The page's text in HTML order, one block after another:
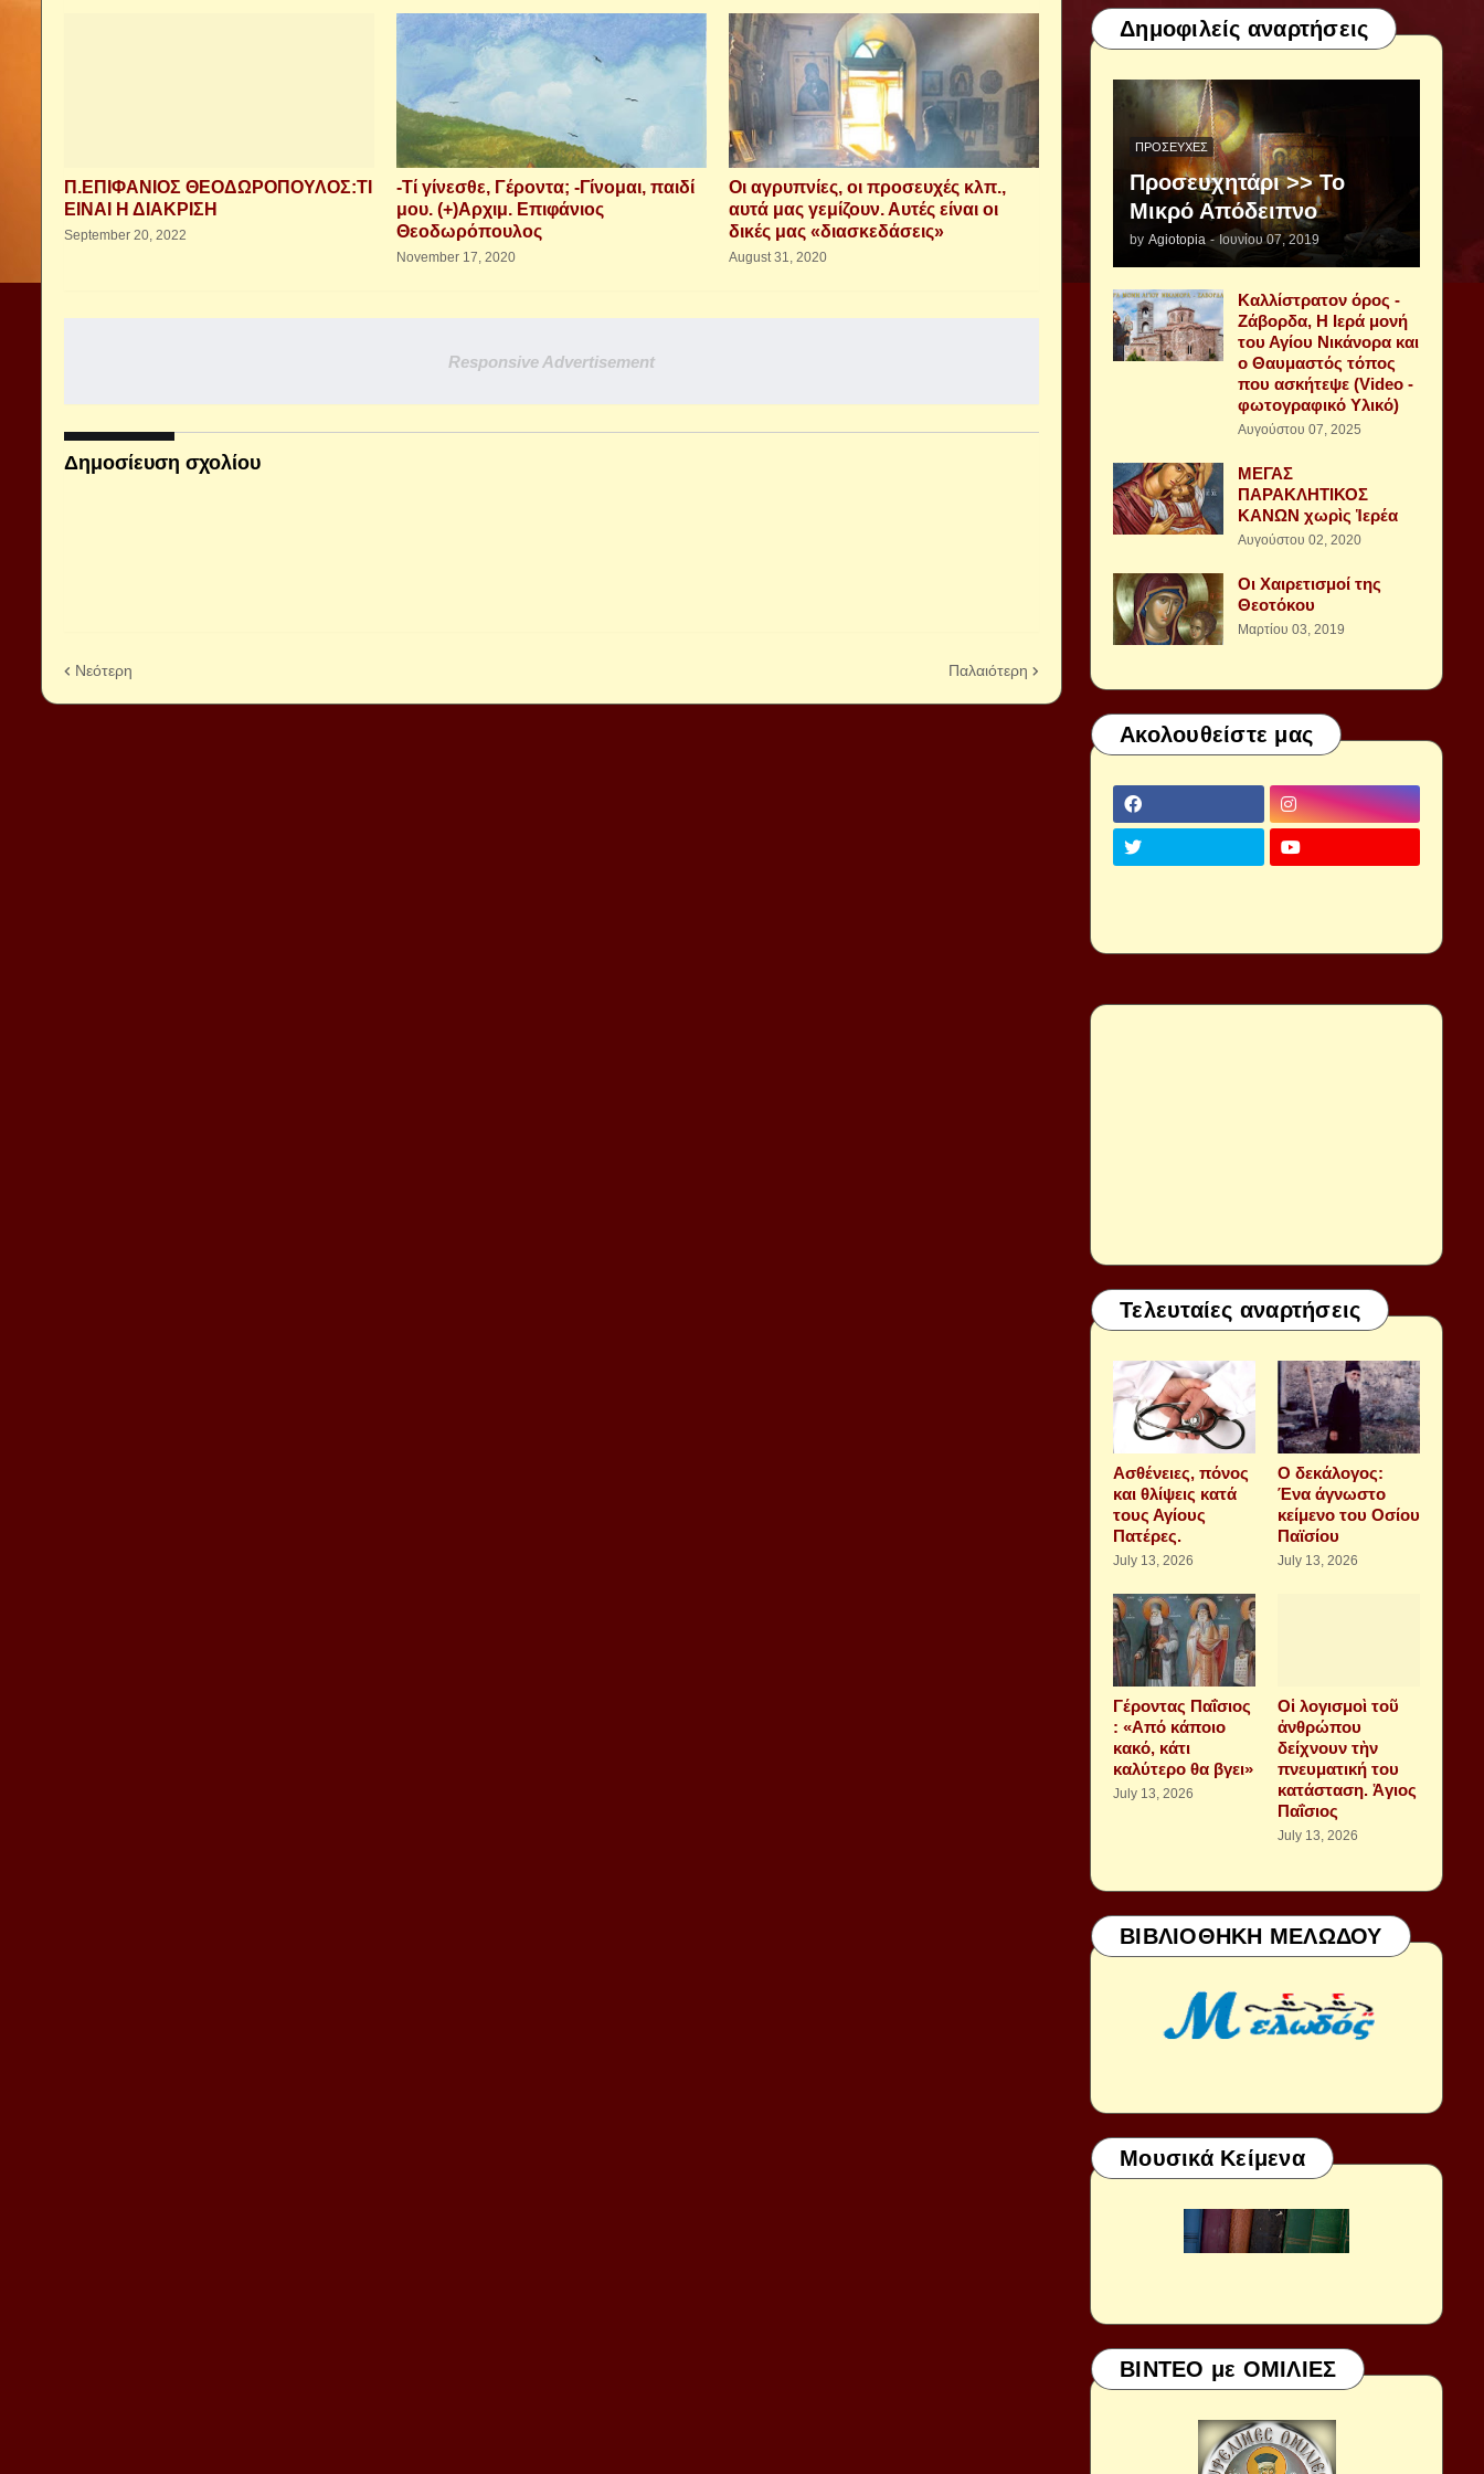
Π.ΕΠΙΦΑΝΙΟΣ ΘΕΟΔΩΡΟΠΟΥΛΟΣ:ΤΙ
ΕΙΝΑΙ Η ΔΙΑΚΡΙΣΗ
September 20, 2022
-Τί γίνεσθε, Γέροντα; -Γίνομαι, παιδί
μου. (+)Αρχιμ. Επιφάνιος
Θεοδωρόπουλος
November 17, 2020
Οι αγρυπνίες, οι προσευχές κλπ.,
αυτά μας γεμίζουν. Αυτές είναι οι
δικές μας «διασκεδάσεις»
August 31, 2020
Responsive Advertisement
Δημοσίευση σχολίου
Νεότερη Παλαιότερη
Δημοφιλείς αναρτήσεις
ΠΡΟΣΕΥΧΈΣ
Προσευχητάρι >> Το
Μικρό Απόδειπνο
by Agiotopia - Ιουνίου 07, 2019
Καλλίστρατον όρος -
Ζάβορδα, Η Ιερά μονή
του Αγίου Νικάνορα και
ο Θαυμαστός τόπος
που ασκήτεψε (Video -
φωτογραφικό Υλικό)
Αυγούστου 07, 2025
ΜΕΓΑΣ
ΠΑΡΑΚΛΗΤΙΚΟΣ
ΚΑΝΩΝ χωρὶς Ἱερέα
Αυγούστου 02, 2020
Οι Χαιρετισμοί της
Θεοτόκου
Μαρτίου 03, 2019
Ακολουθείστε μας
Τελευταίες αναρτήσεις
Aσθένειες, πόνος
και θλίψεις κατά
τους Αγίους
Πατέρες.
July 13, 2026
Ο δεκάλογος:
Ένα άγνωστο
κείμενο του Οσίου
Παϊσίου
July 13, 2026
Γέροντας Παΐσιος
: «Από κάποιο
κακό, κάτι
καλύτερο θα βγει»
July 13, 2026
Οἱ λογισμοὶ τοῦ
ἀνθρώπου
δείχνουν τὴν
πνευματική του
κατάσταση. Ἁγιος
Παΐσιος
July 13, 2026
ΒΙΒΛΙΟΘΗΚΗ ΜΕΛΩΔΟΥ
Μουσικά Κείμενα
ΒΙΝΤΕΟ με ΟΜΙΛΙΕΣ